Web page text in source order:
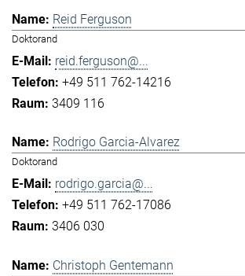
Reid Ferguson
Doktorand
reid.ferguson@...
+49 511 762-14216
3409 116
Rodrigo Garcia-Alvarez
Doktorand
rodrigo.garcia@...
+49 511 762-17086
3406 030
Christoph Gentemann